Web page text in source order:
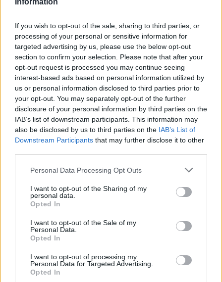
Information
If you wish to opt-out of the sale, sharing to third parties, or
processing of your personal or sensitive information for
targeted advertising by us, please use the below opt-out
section to confirm your selection. Please note that after your
opt-out request is processed you may continue seeing
interest-based ads based on personal information utilized by
us or personal information disclosed to third parties prior to
your opt-out. You may separately opt-out of the further
disclosure of your personal information by third parties on the
IAB’s list of downstream participants. This information may
also be disclosed by us to third parties on the IAB’s List of
Downstream Participants that may further disclose it to other
Personal Data Processing Opt Outs
I want to opt-out of the Sharing of my
personal data.
Opted In
I want to opt-out of the Sale of my
Personal Data.
Opted In
I want to opt-out of processing my
Personal Data for Targeted Advertising.
Opted In
Villamorontaa 9,41
kilómetros
Serna a 10,36 kilómetros
Villota del Páramoa 11,50
kilómetros
Poza de la Vegaa 11,60
kilómetros
Palenciaa 55,08
kilómetros
a 87,22 kilómetros
Valladolida 92,19
kilómetros
Oviedoa 132,51
kilómetros
kilómetros
Zamoraa 136,70
gasolina en Pedrosa
de la Vega